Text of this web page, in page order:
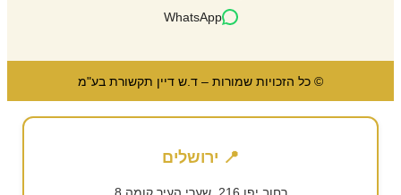
WhatsApp
© כל הזכויות שמורות – ד.ש דיין תקשורת בע"מ
📍 ירושלים